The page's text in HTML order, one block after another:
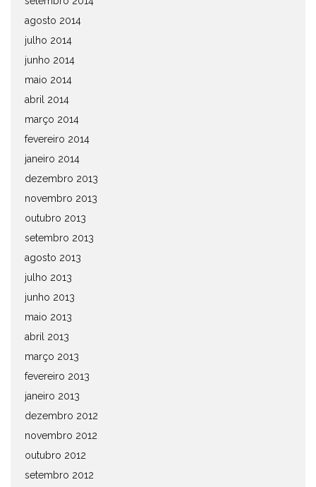
agosto 2014
julho 2014
junho 2014
maio 2014
abril 2014
março 2014
fevereiro 2014
janeiro 2014
dezembro 2013
novembro 2013
outubro 2013
setembro 2013
agosto 2013
julho 2013
junho 2013
maio 2013
abril 2013
março 2013
fevereiro 2013
janeiro 2013
dezembro 2012
novembro 2012
outubro 2012
setembro 2012